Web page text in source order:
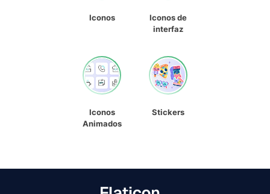
Iconos
Iconos de
interfaz
Iconos
Animados
Stickers